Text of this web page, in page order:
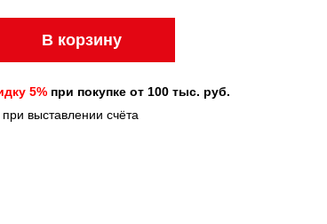
В корзину
5%при покупке от 100 тыс. руб.
выставлении счёта